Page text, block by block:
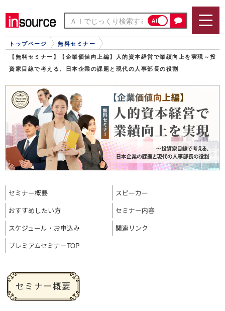
AI
トップページ 無料セミナー
【無料セミナー】【企業価値向上編】人的資本経営で業績向上を実現～投
資家目線で考える、日本企業の課題と現代の人事部長の役割
セミナー概要
スピーカー
おすすめ したい方
セミナー内容
スケジュール・ お申込み
関連リンク
プレミアムセミナーTOP
セミナー概要